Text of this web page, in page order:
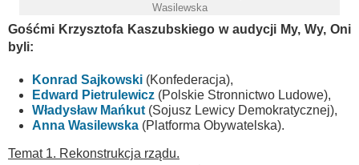
Wasilewska
Gośćmi Krzysztofa Kaszubskiego w audycji My, Wy, Oni
byli:
Konrad Sajkowski (Konfederacja),
Edward Pietrulewicz (Polskie Stronnictwo Ludowe),
Władysław Mańkut (Sojusz Lewicy Demokratycznej),
Anna Wasilewska (Platforma Obywatelska).
Temat 1. Rekonstrukcja rządu.